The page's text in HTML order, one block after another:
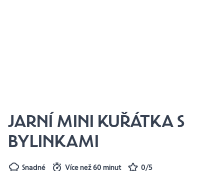
JARNÍ MINI KUŘÁTKA S
BYLINKAMI
Snadné Více než 60 minut 0/5